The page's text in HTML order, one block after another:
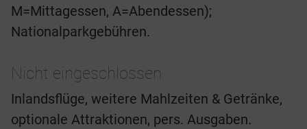
M=Mittagessen, A=Abendessen);
Nationalparkgebühren.
Nicht eingeschlossen
Inlandsflüge, weitere Mahlzeiten & Getränke,
optionale Attraktionen, pers. Ausgaben.